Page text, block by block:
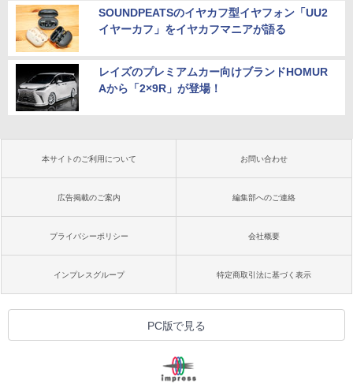
SOUNDPEATSのイヤカフ型イヤフォン「UU2
イヤーカフ」をイヤカフマニアが語る
レイズのプレミアムカー向けブランドHOMUR
Aから「2×9R」が登場！
本サイトのご利用について お問い合わせ
広告掲載のご案内 編集部へのご連絡
プライバシーポリシー 会社概要
インプレスグループ 特定商取引法に基づく表示
PC版で見る